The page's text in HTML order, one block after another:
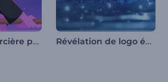
Ouverture sorcière pour Halloween Révélation de logo éclats de glace